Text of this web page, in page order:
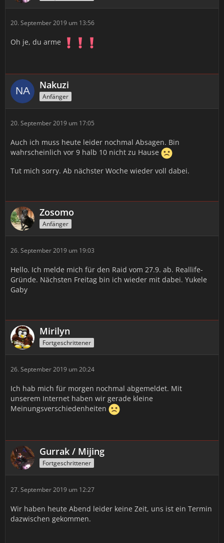
20. September 2019 um 13:56
Oh je, du arme
Nakuzi
Anfänger
20. September 2019 um 17:05
Auch ich muss heute leider nochmal Absagen. Bin
wahrscheinlich vor 9 halb 10 nicht zu Hause
Tut mich sorry. Ab nächster Woche wieder voll dabei.
Zosomo
Anfänger
26. September 2019 um 19:03
Hello. Ich melde mich für den Raid vom 27.9. ab. Reallife-
Gründe. Nächsten Freitag bin ich wieder mit dabei. Yukele
Gaby
Mirilyn
Fortgeschrittener
26. September 2019 um 20:24
Ich hab mich für morgen nochmal abgemeldet. Mit
unserem Internet haben wir gerade kleine
Meinungsverschiedenheiten
Gurrak / Mijing
Fortgeschrittener
27. September 2019 um 12:27
Wir haben heute Abend leider keine Zeit, uns ist ein Termin
dazwischen gekommen.